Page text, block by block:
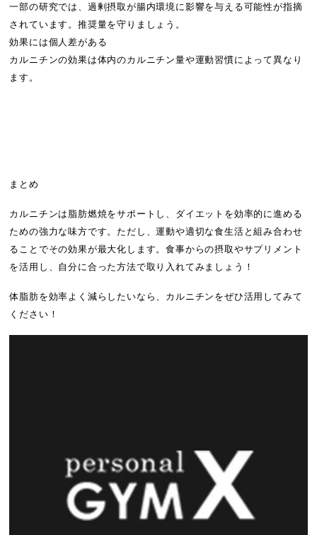
一部の研究では、過剰摂取が腸内環境に影響を与える可能性が指摘
されています。推奨量を守りましょう。
効果には個人差がある
カルニチンの効果は体内のカルニチン量や運動習慣によって異なり
ます。
まとめ
カルニチンは脂肪燃焼をサポートし、ダイエットを効率的に進める
ための強力な味方です。ただし、運動や適切な食生活と組み合わせ
ることでその効果が最大化します。食事からの摂取やサプリメント
を活用し、自分に合った方法で取り入れてみましょう！
体脂肪を効率よく減らしたいなら、カルニチンをぜひ活用してみて
ください！